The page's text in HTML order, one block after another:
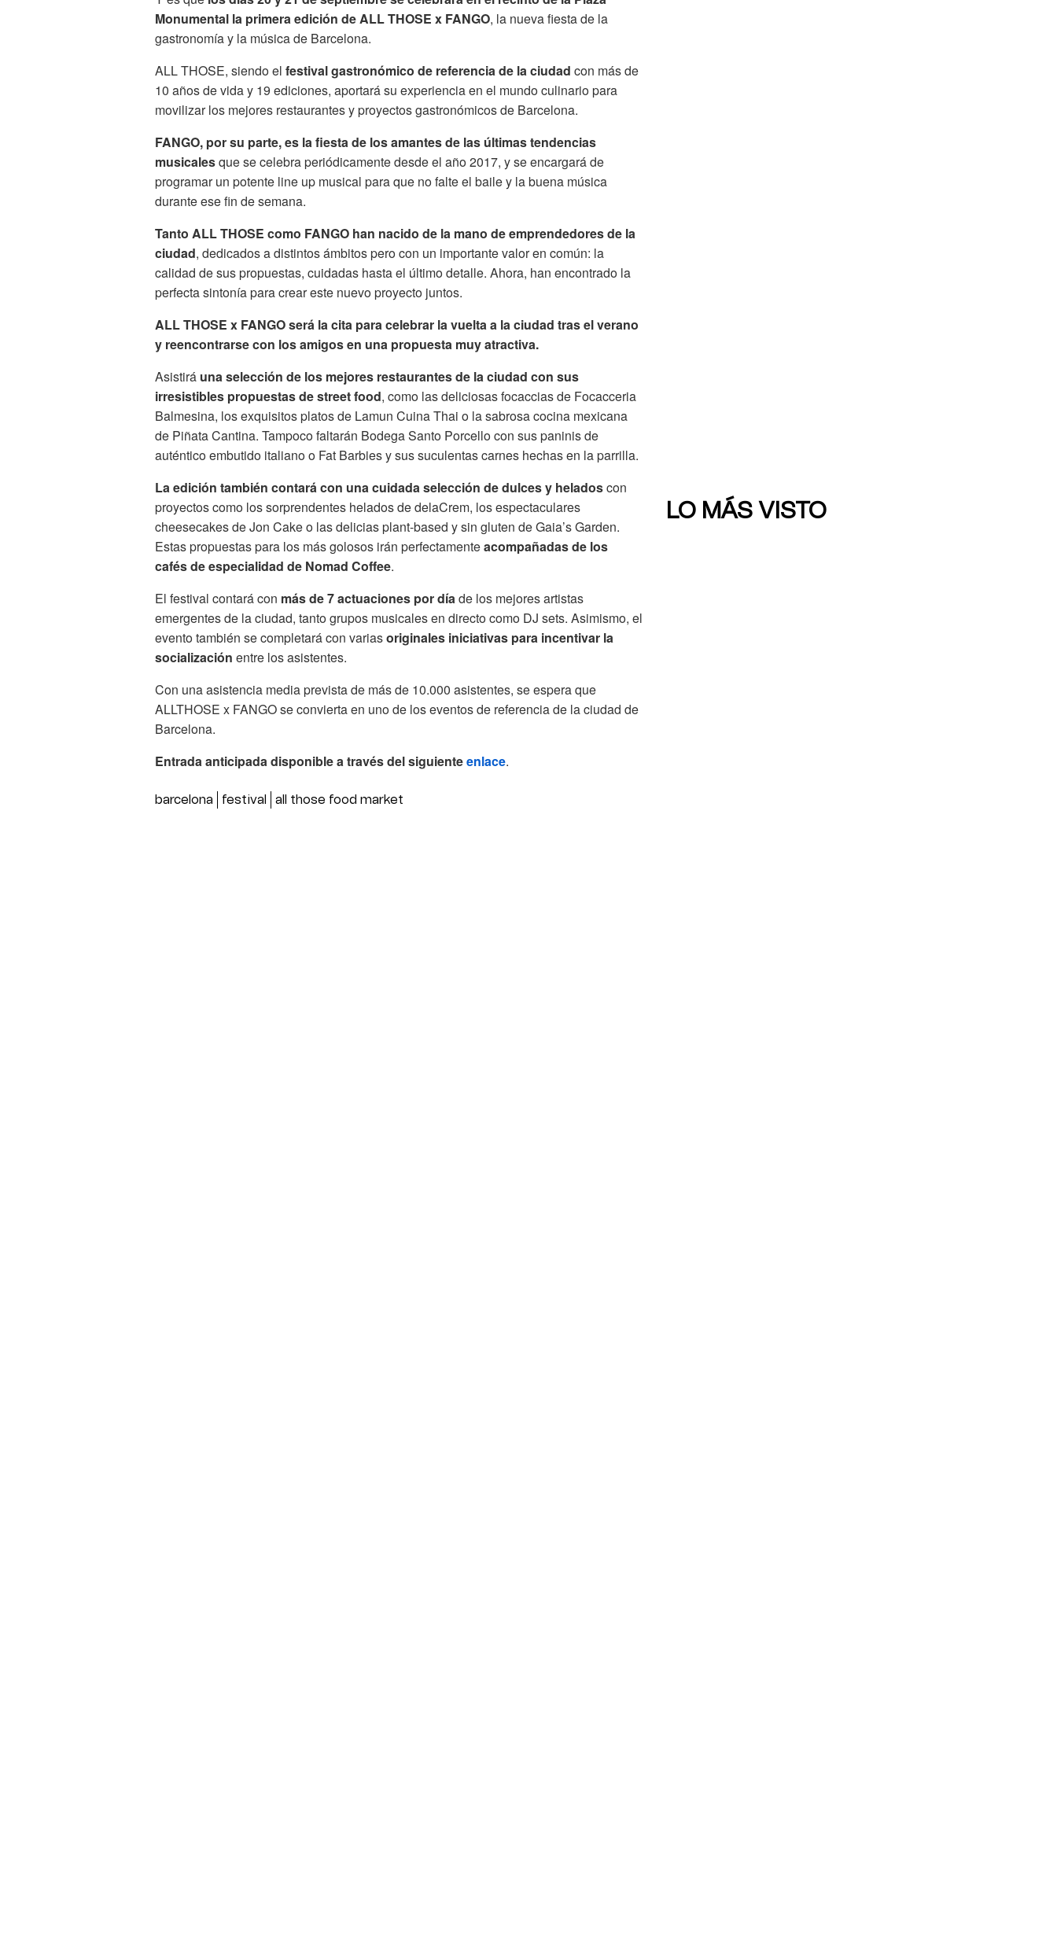
Monumental la primera edición de ALL THOSE x FANGO, la nueva fiesta de la
gastronomía y la música de Barcelona.
ALL THOSE, siendo el festival gastronómico de referencia de la ciudad con más de
10 años de vida y 19 ediciones, aportará su experiencia en el mundo culinario para
movilizar los mejores restaurantes y proyectos gastronómicos de Barcelona.
FANGO, por su parte, es la fiesta de los amantes de las últimas tendencias
musicalesque se celebra periódicamente desde el año 2017, y se encargará de
programar un potente line up musical para que no falte el baile y la buena música
durante ese fin de semana.
Tanto ALL THOSE como FANGO han nacido de la mano de emprendedores de la
ciudad, dedicados a distintos ámbitos pero con un importante valor en común: la
calidad de sus propuestas, cuidadas hasta el último detalle. Ahora, han encontrado la
perfecta sintonía para crear este nuevo proyecto juntos.
ALL THOSE x FANGO será la cita para celebrar la vuelta a la ciudad tras el verano
y reencontrarse con los amigos en una propuesta muy atractiva.
Asistirá una selección de los mejores restaurantes de la ciudad con sus
irresistibles propuestas de street food, como las deliciosas focaccias de Focacceria
Balmesina, los exquisitos platos de Lamun Cuina Thai o la sabrosa cocina mexicana
de Piñata Cantina. Tampoco faltarán Bodega Santo Porcello con sus paninis de
auténtico embutido italiano o Fat Barbies y sus suculentas carnes hechas en la parrilla.
La edición también contará con una cuidada selección de dulces y heladoscon
proyectos como los sorprendentes helados de delaCrem, los espectaculares
cheesecakes de Jon Cake o las delicias plant-based y sin gluten de Gaia’s Garden.
Estas propuestas para los más golosos irán perfectamenteacompañadas de los
cafés de especialidad de Nomad Coffee.
El festival contará con más de 7 actuaciones por díade los mejores artistas
emergentes de la ciudad, tanto grupos musicales en directo como DJ sets. Asimismo, el
evento también se completará con variasoriginales iniciativas para incentivar la
socialización entre los asistentes.
Con una asistencia media prevista de más de 10.000 asistentes, se espera que
ALLTHOSE x FANGO se convierta en uno de los eventos de referencia de la ciudad de
Barcelona.
Entrada anticipada disponible a través del siguienteenlace.
barcelona festival all those food market
LO MÁS VISTO